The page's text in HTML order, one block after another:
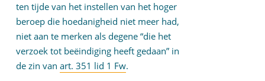
ten tijde van het instellen van het hoger
beroep die hoedanigheid niet meer had,
niet aan te merken als degene “die het
verzoek tot beëindiging heeft gedaan” in
de zin van art. 351 lid 1 Fw.